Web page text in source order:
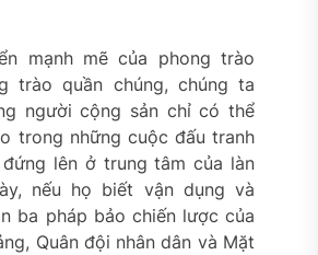
mạnh mẽ của phong trào
trào quần chúng, chúng ta
người cộng sản chỉ có thể
trong những cuộc đấu tranh
lên ở trung tâm của làn
nếu họ biết vận dụng và
ba pháp bảo chiến lược của
Quân đội nhân dân và Mặt